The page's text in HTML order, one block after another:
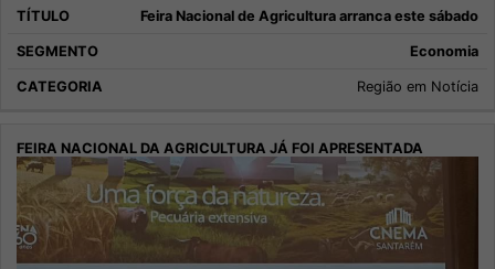
Feira Nacional de Agricultura arranca este sábado
Economia
Região em Notícia